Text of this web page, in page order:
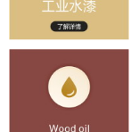
联系我们
京东旗舰店
淘宝店铺